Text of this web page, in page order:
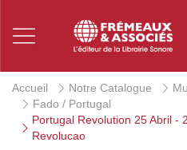
Accueil Notre Catalogue
Fado / Portugal
Portugal Revolution 25 Abril -
Revolucao